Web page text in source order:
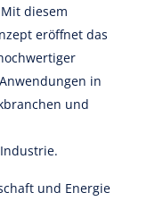
diesem
eröffnet das
in
und
und Energie